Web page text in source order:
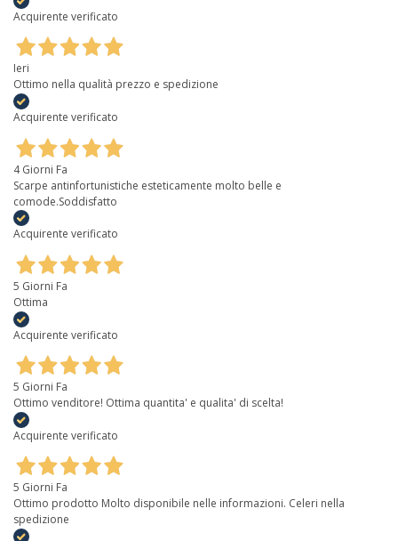
Acquirente verificato
Ieri
Ottimo nella qualità prezzo e spedizione
Acquirente verificato
4 Giorni Fa
Scarpe antinfortunistiche esteticamente molto belle e
comode.Soddisfatto
Acquirente verificato
5 Giorni Fa
Ottima
Acquirente verificato
5 Giorni Fa
Ottimo venditore! Ottima quantita' e qualita' di scelta!
Acquirente verificato
5 Giorni Fa
Ottimo prodotto Molto disponibile nelle informazioni. Celeri nella
spedizione